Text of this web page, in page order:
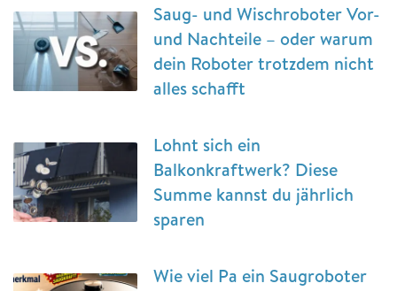
Saug- und Wischroboter Vor-
und Nachteile – oder warum
dein Roboter trotzdem nicht
alles schafft
Lohnt sich ein
Balkonkraftwerk? Diese
Summe kannst du jährlich
sparen
Wie viel Pa ein Saugroboter